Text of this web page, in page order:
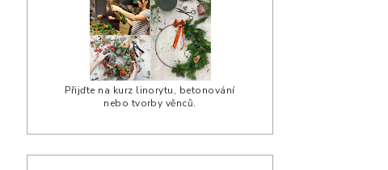
Přijďte na kurz linorytu, betonování
nebo tvorby věnců.